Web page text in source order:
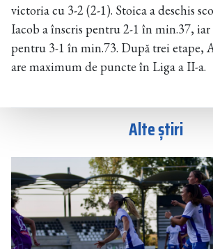
victoria cu 3-2 (2-1). Stoica a deschis
Iacob a înscris pentru 2-1 în min.37,
pentru 3-1 în min.73. După trei etape,
are maximum de puncte în Liga a II-a.
Alte știri